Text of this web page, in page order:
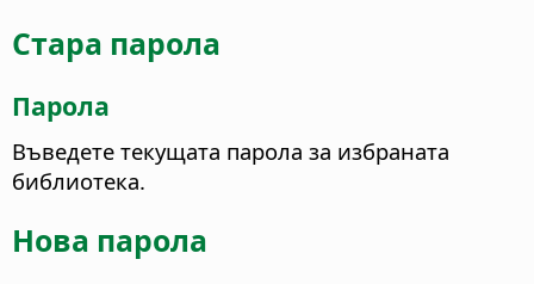
Стара парола
Парола
Въведете текущата парола за избраната
библиотека.
Нова парола